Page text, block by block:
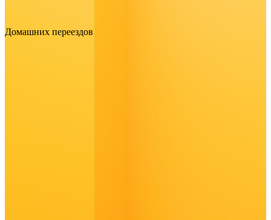
Домашних переездов